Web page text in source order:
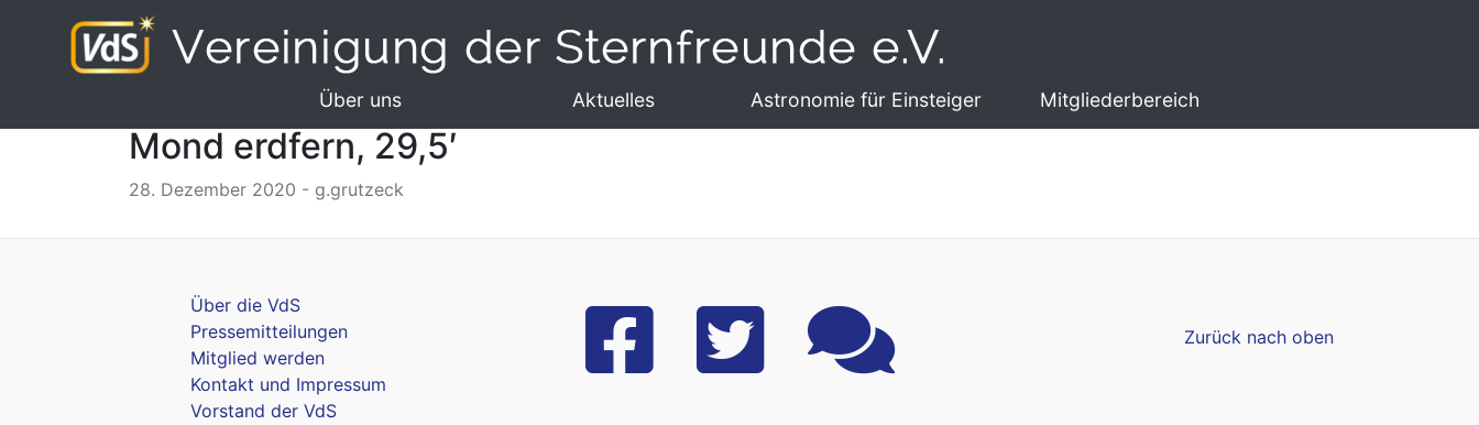
Über uns Aktuelles Astronomie für Einsteiger Mitgliederbereich
Mond erdfern, 29,5′
28. Dezember 2020 - g.grutzeck
Über die VdS
Pressemitteilungen
Mitglied werden
Kontakt und Impressum
Vorstand der VdS
Zurück nach oben